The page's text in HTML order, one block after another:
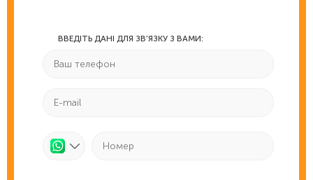
ВВЕДІТЬ ДАНІ ДЛЯ ЗВ'ЯЗКУ З ВАМИ: